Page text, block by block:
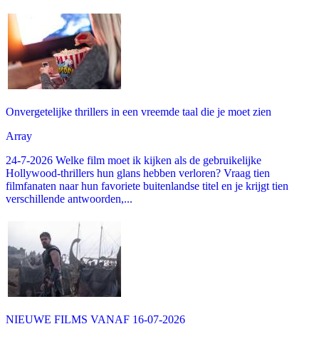
Onvergetelijke thrillers in een vreemde taal die je moet zien
Array
24-7-2026 Welke film moet ik kijken als de gebruikelijke
Hollywood-thrillers hun glans hebben verloren? Vraag tien
filmfanaten naar hun favoriete buitenlandse titel en je krijgt tien
verschillende antwoorden,...
NIEUWE FILMS VANAF 16-07-2026